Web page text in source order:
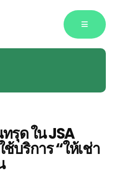
รุด ใน JSA
ช้บริการ “ให้เช่า